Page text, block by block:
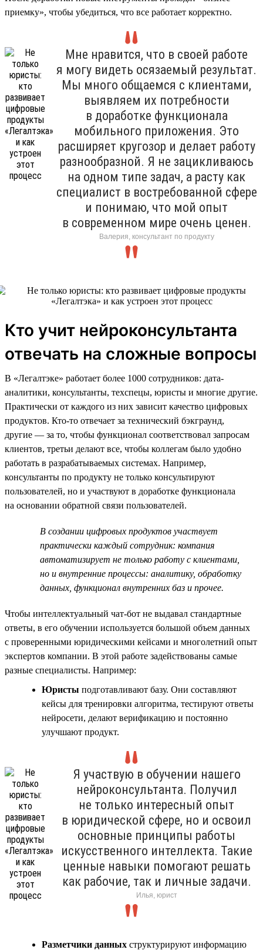
приемку», чтобы убедиться, что все работает корректно.
Мне нравится, что в своей работе
я могу видеть осязаемый результат.
Мы много общаемся с клиентами,
выявляем их потребности
в доработке функционала
мобильного приложения. Это
расширяет кругозор и делает работу
разнообразной. Я не зацикливаюсь
на одном типе задач, а расту как
специалист в востребованной сфере
и понимаю, что мой опыт
в современном мире очень ценен.
Валерия, консультант по продукту
Кто учит нейроконсультанта
отвечать на сложные вопросы
В «Легалтэке» работает более 1000 сотрудников: дата-
аналитики, консультанты, техспецы, юристы и многие другие.
Практически от каждого из них зависит качество цифровых
продуктов. Кто-то отвечает за технический бэкграунд,
другие — за то, чтобы функционал соответствовал запросам
клиентов, третьи делают все, чтобы коллегам было удобно
работать в разрабатываемых системах. Например,
консультанты по продукту не только консультируют
пользователей, но и участвуют в доработке функционала
на основании обратной связи пользователей.
В создании цифровых продуктов участвует
практически каждый сотрудник: компания
автоматизирует не только работу с клиентами,
но и внутренние процессы: аналитику, обработку
данных, функционал внутренних баз и прочее.
Чтобы интеллектуальный чат-бот не выдавал стандартные
ответы, в его обучении используется большой объем данных
с проверенными юридическими кейсами и многолетний опыт
экспертов компании. В этой работе задействованы самые
разные специалисты. Например:
Юристы подготавливают базу. Они составляют
кейсы для тренировки алгоритма, тестируют ответы
нейросети, делают верификацию и постоянно
улучшают продукт.
Я участвую в обучении нашего
нейроконсультанта. Получил
не только интересный опыт
в юридической сфере, но и освоил
основные принципы работы
искусственного интеллекта. Такие
ценные навыки помогают решать
как рабочие, так и личные задачи.
Илья, юрист
Разметчики данных структурируют информацию